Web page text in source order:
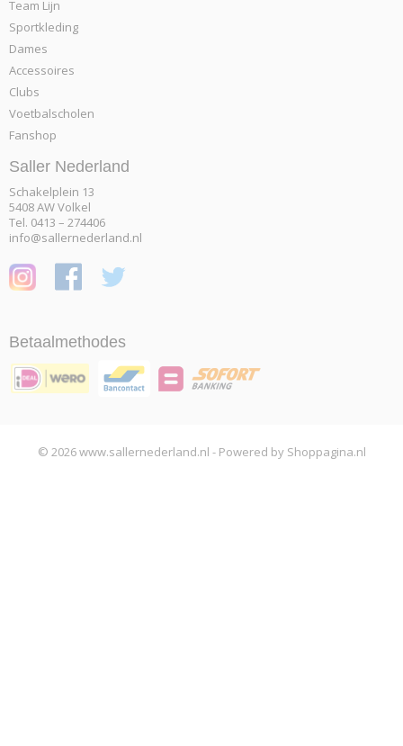
Team Lijn
Sportkleding
Dames
Accessoires
Clubs
Voetbalscholen
Fanshop
Saller Nederland
Schakelplein 13
5408 AW Volkel
Tel. 0413 – 274406
info@sallernederland.nl
Betaalmethodes
© 2026 www.sallernederland.nl - Powered by Shoppagina.nl